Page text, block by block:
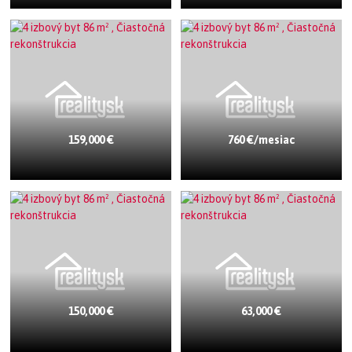
159,000 € 760 €/mesiac
150,000 € 63,000 €